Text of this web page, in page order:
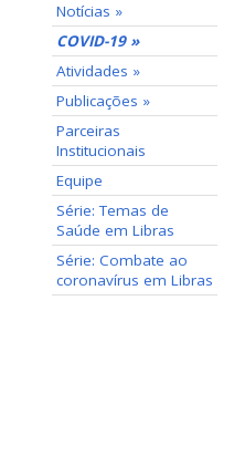
Notícias »
COVID-19 »
Atividades »
Publicações »
Parceiras
Institucionais
Equipe
Série: Temas de
Saúde em Libras
Série: Combate ao
coronavírus em Libras